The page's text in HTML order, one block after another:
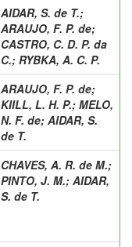
AIDAR, S. de T.;
ARAUJO, F. P. de;
CASTRO, C. D. P. da
C.; RYBKA, A. C. P.
ARAUJO, F. P. de;
KIILL, L. H. P.; MELO,
N. F. de; AIDAR, S.
de T.
CHAVES, A. R. de M.;
PINTO, J. M.; AIDAR,
S. de T.